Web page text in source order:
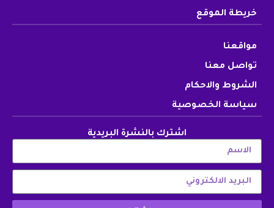
خريطة الموقع
مواقعنا
تواصل معنا
الشروط والاحكام
سياسة الخصوصية
اشترك بالنشرة البريدية